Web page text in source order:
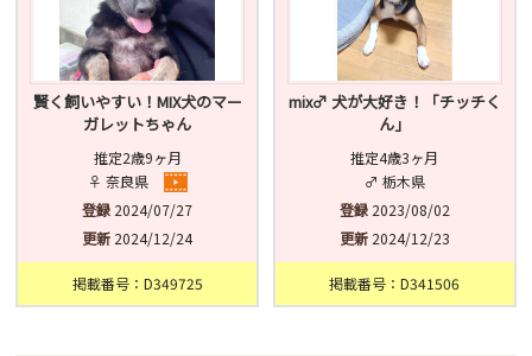
賢く飼いやすい！MIX犬のマー
ガレットちゃん
推定2歳9ヶ月
♀ 奈良県
登録 2024/07/27
更新 2024/12/24
掲載番号：D349725
mix♂ 犬が大好き！「チッチく
ん」
推定4歳3ヶ月
♂ 栃木県
登録2023/08/02
更新2024/12/23
掲載番号：D341506